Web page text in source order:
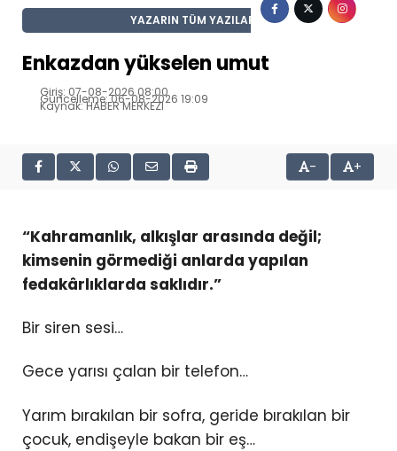
YAZARIN TÜM YAZILARI
Enkazdan yükselen umut
Giriş: 07-08-2026 08:00
Güncelleme: 06-08-2026 19:09
Kaynak: HABER MERKEZI
- +
“Kahramanlık, alkışlar arasında değil;
kimsenin görmediği anlarda yapılan
fedakârlıklarda saklıdır.”
Bir siren sesi…
Gece yarısı çalan bir telefon…
Yarım bırakılan bir sofra, geride bırakılan bir
çocuk, endişeyle bakan bir eş…